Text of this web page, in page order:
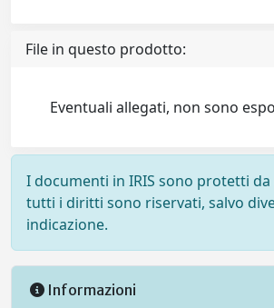
File in questo prodotto:
Eventuali allegati, non sono
I documenti in IRIS sono protetti
tutti i diritti sono riservati, salvo
indicazione.
Informazioni